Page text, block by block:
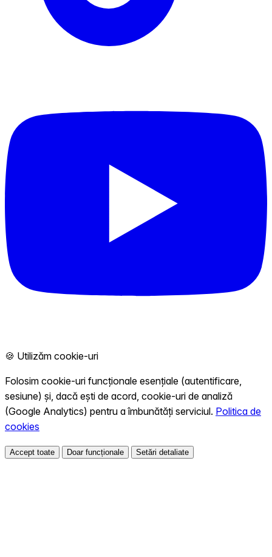
🍪 Utilizăm cookie-uri
Folosim cookie-uri funcționale esențiale (autentificare,
sesiune) și, dacă ești de acord, cookie-uri de analiză
(Google Analytics) pentru a îmbunătăți serviciul. Politica de
cookies
Accept toate Doar funcționale Setări detaliate